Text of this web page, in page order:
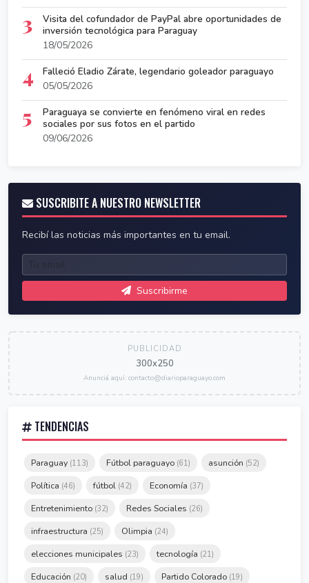
3
Visita del cofundador de PayPal abre oportunidades de
inversión tecnológica para Paraguay
18/05/2026
4
Falleció Eladio Zárate, legendario goleador paraguayo
05/05/2026
5
Paraguaya se convierte en fenómeno viral en redes
sociales por sus fotos en el partido
09/06/2026
SUSCRIBITE A NUESTRO NEWSLETTER
Recibí las noticias más importantes en tu email.
Suscribirme
PUBLICIDAD
300x250
Anunciá aquí: contacto@diarioparaguayo.com
TENDENCIAS
Paraguay (113) Fútbol paraguayo (61) asunción (52)
Política (46) fútbol (42) Economía (37)
Entretenimiento (32) Redes Sociales (26)
infraestructura (25) Olimpia (24)
elecciones municipales (23) tecnología (21)
Educación (20) salud (19) Partido Colorado (19)